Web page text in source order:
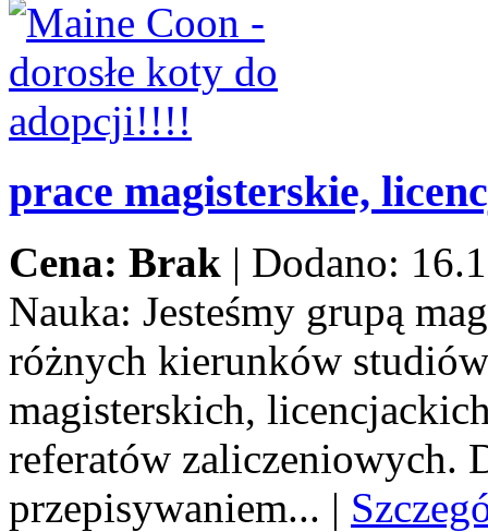
prace magisterskie,
Cena: Brak | Dodano:
Nauka: Jesteśmy grupą
różnych kierunków
magisterskich,
referatów zaliczeniowych.
przepisywaniem... |